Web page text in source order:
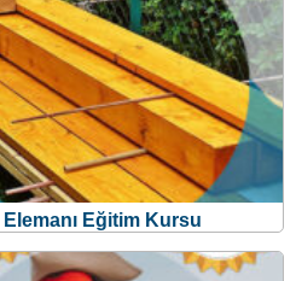
Eğitim Kursu